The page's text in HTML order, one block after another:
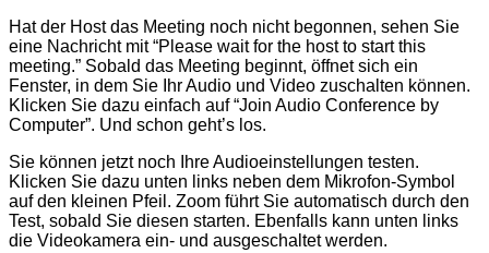
Hat der Host das Meeting noch nicht begonnen, sehen Sie
eine Nachricht mit “Please wait for the host to start this
meeting.” Sobald das Meeting beginnt, öffnet sich ein
Fenster, in dem Sie Ihr Audio und Video zuschalten können.
Klicken Sie dazu einfach auf “Join Audio Conference by
Computer”. Und schon geht’s los.
Sie können jetzt noch Ihre Audioeinstellungen testen.
Klicken Sie dazu unten links neben dem Mikrofon-Symbol
auf den kleinen Pfeil. Zoom führt Sie automatisch durch den
Test, sobald Sie diesen starten. Ebenfalls kann unten links
die Videokamera ein- und ausgeschaltet werden.